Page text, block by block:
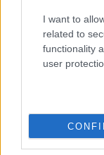
I want to
related to
functionality
user
ESTAS SÃO AS
VÃO PROCURAR
anúncios feitos
profissionais, a